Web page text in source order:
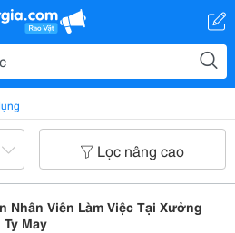
Lọc nâng cao
Nhân Viên Làm Việc Tại Xưởng
May